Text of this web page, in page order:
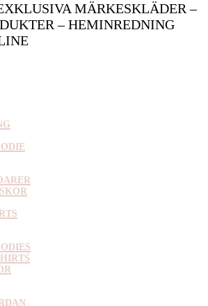
MÄRKESKLÄDER –
– HEMINREDNING